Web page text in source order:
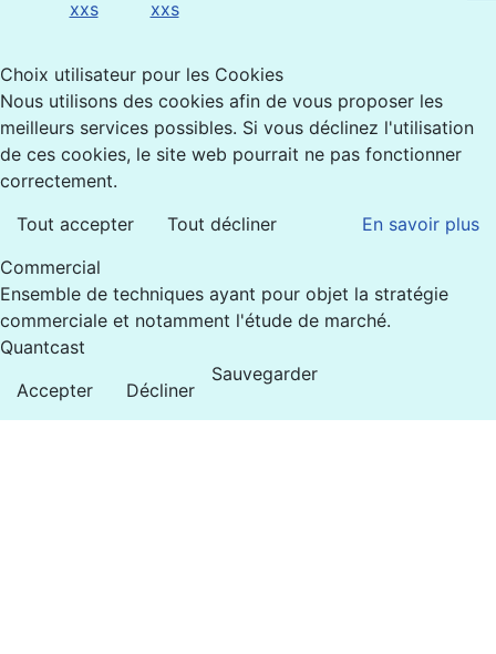
Choix utilisateur pour les Cookies
Nous utilisons des cookies afin de vous proposer les
meilleurs services possibles. Si vous déclinez l'utilisation
de ces cookies, le site web pourrait ne pas fonctionner
correctement.
Tout accepter
Tout décliner
En savoir plus
Commercial
Ensemble de techniques ayant pour objet la stratégie
commerciale et notamment l'étude de marché.
Quantcast
Accepter
Décliner
Sauvegarder